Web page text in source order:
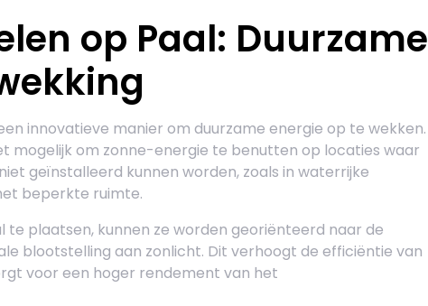
op Paal: Duurzame
innovatieve manier om duurzame energie op te wekken.
mogelijk om zonne-energie te benutten op locaties waar
geïnstalleerd kunnen worden, zoals in waterrijke
beperkte ruimte.
te plaatsen, kunnen ze worden georiënteerd naar de
blootstelling aan zonlicht. Dit verhoogt de efficiëntie van
voor een hoger rendement van het